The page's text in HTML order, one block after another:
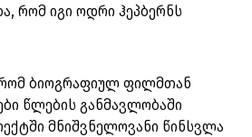
რომ იგი ოდრი ჰეპბერნს
რომ ბიოგრაფიულ ფილმთან
წლების განმავლობაში
მნიშვნელოვანი წინსვლა